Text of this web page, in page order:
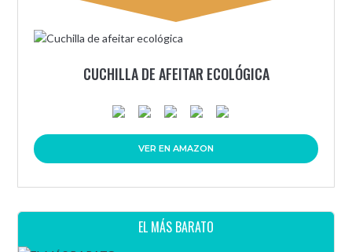
CUCHILLA DE AFEITAR ECOLÓGICA
VER EN AMAZON
EL MÁS BARATO